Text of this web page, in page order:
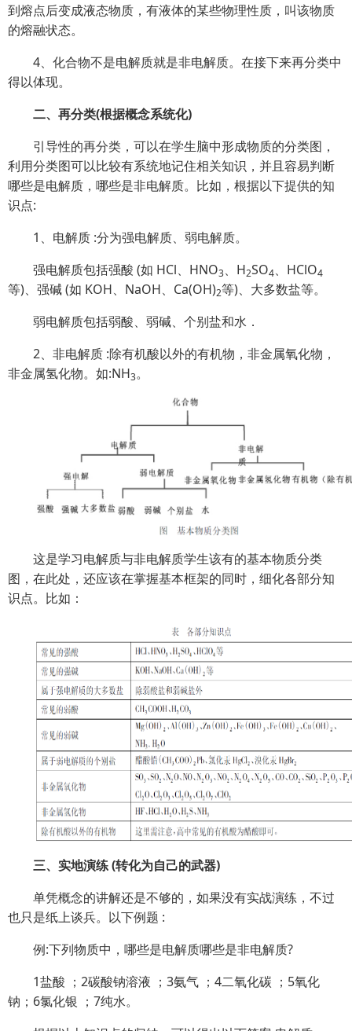
到熔点后变成液态物质，有液体的某些物理性质，叫该物质
的熔融状态。
4、化合物不是电解质就是非电解质。在接下来再分类中
得以体现。
二、再分类(根据概念系统化)
引导性的再分类，可以在学生脑中形成物质的分类图，
利用分类图可以比较有系统地记住相关知识，并且容易判断
哪些是电解质，哪些是非电解质。比如，根据以下提供的知
识点:
1、电解质 :分为强电解质、弱电解质。
强电解质包括强酸 (如 HCl、HNO3、H2SO4、HClO4
等)、强碱 (如 KOH、NaOH、Ca(OH)2等)、大多数盐等。
弱电解质包括弱酸、弱碱、个别盐和水．
2、非电解质 :除有机酸以外的有机物，非金属氧化物，
非金属氢化物。如:NH3。
这是学习电解质与非电解质学生该有的基本物质分类
图，在此处，还应该在掌握基本框架的同时，细化各部分知
识点。比如：
三、实地演练 (转化为自己的武器)
单凭概念的讲解还是不够的，如果没有实战演练，不过
也只是纸上谈兵。以下例题 :
例:下列物质中，哪些是电解质哪些是非电解质?
1盐酸 ；2碳酸钠溶液 ；3氨气 ；4二氧化碳 ；5氧化
钠；6氯化银 ；7纯水。